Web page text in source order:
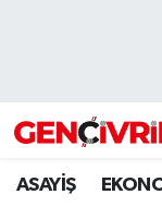
ASAYİŞ
DENİZLİ
EĞİTİM
Süper Lig